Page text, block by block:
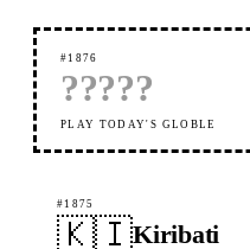
#1876
?????
PLAY TODAY'S GLOBLE
#1875
🇰🇮Kiribati